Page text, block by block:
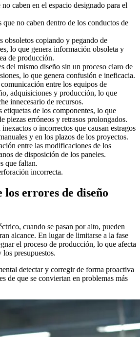
caben en el espacio designado para el
que no caben dentro de los conductos de
obsoletos copiando y pegando de
lo que genera información obsoleta y
de producción.
del mismo diseño sin un proceso claro de
lo que genera confusión e ineficacia.
entre los equipos de
adquisiciones y producción, lo que
innecesario de recursos.
de los componentes, lo que
piezas erróneos y retrasos prolongados.
o incorrectos que causan estragos
y en los plazos de los proyectos.
entre las modificaciones de los
de disposición de los paneles.
que faltan.
incorrecta.
errores de diseño
cuando se pasan por alto, pueden
alcance. En lugar de limitarse a la fase
el proceso de producción, lo que afecta
presupuestos.
detectar y corregir de forma proactiva
de que se conviertan en problemas más